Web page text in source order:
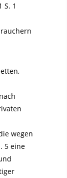
S. 1
wegen
5 eine